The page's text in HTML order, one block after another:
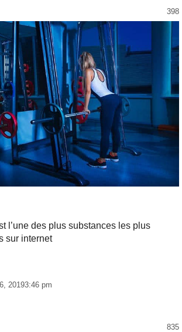
398
l’une des plus substances les plus
sur internet
20193:46 pm
835